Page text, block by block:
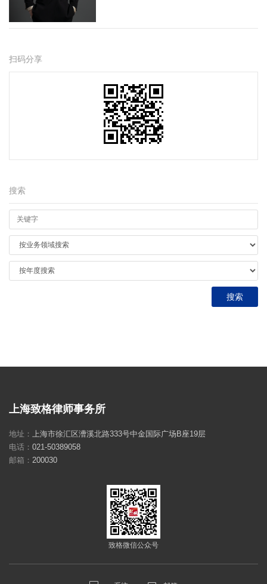
扫码分享
搜索
上海致格律师事务所
地址：
上海市徐汇区漕溪北路333号中金国际广场B座19层
电话： 021-50389058
邮箱： 200030
致格微信公众号